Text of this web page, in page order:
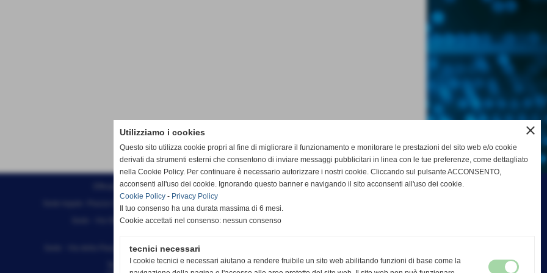
Effesystem di Fabio Favati
Sede legale -Piazza Carducci 18 55045 Pietrasanta (LU)
Sede - Via Ottorino Ciabattini Viareggio
Sede - Via della Piazza Bianca 15 56025 Pontedera (PI)
Tel. 05841530394
close
Utilizziamo i cookies
Questo sito utilizza cookie propri al fine di migliorare il funzionamento e monitorare le prestazioni del sito web e/o cookie
derivati da strumenti esterni che consentono di inviare messaggi pubblicitari in linea con le tue preferenze, come dettagliato
nella Cookie Policy. Per continuare è necessario autorizzare i nostri cookie. Cliccando sul pulsante ACCONSENTO,
acconsenti all'uso dei cookie. Ignorando questo banner e navigando il sito acconsenti all'uso dei cookie.
Cookie Policy - Privacy Policy
Il tuo consenso ha una durata massima di 6 mesi.
Cookie accettati nel consenso: nessun consenso
tecnici necessari
I cookie tecnici e necessari aiutano a rendere fruibile un sito web abilitando funzioni di base come la